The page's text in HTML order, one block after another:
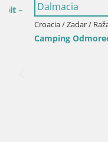
Croacia / Zadar / Ražanac
Camping Odmoree